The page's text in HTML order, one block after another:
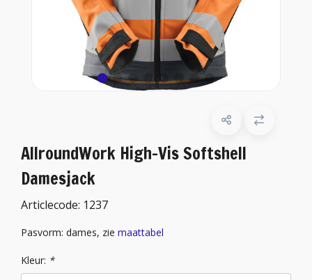
AllroundWork High-Vis Softshell
Damesjack
Articlecode: 1237
Pasvorm: dames, zie maattabel
Kleur: *